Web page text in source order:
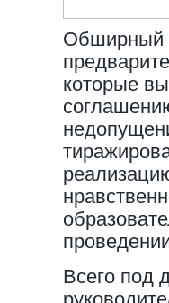
Обширный
которые
Всего под